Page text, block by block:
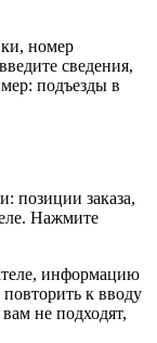
номер
сведения,
подъезды в
позиции заказа,
Нажмите
информацию
к вводу
не подходят,